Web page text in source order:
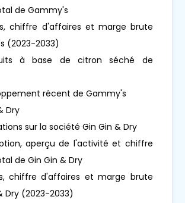
de Gammy's
chiffre d'affaires et marge brute
(2023-2033)
à base de citron séché de
récent de Gammy's
Dry
sur la société Gin Gin & Dry
aperçu de l'activité et chiffre
de Gin Gin & Dry
chiffre d'affaires et marge brute
Dry (2023-2033)